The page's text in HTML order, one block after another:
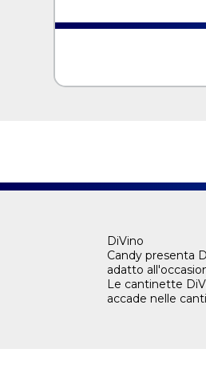
DiVino
Candy presenta
adatto
Le cantinette
accade nelle